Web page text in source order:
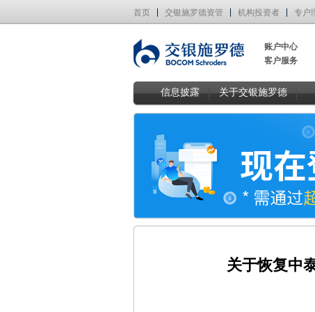
首页 交银施罗德资管 机构投资者 专户
账户中心
客户服务
信息披露 关于交银施罗德
关于恢复中